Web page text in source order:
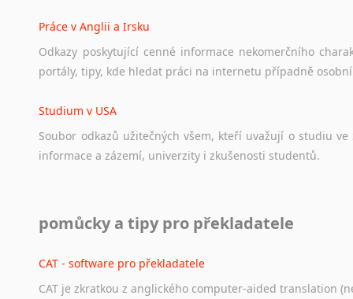
Práce v Anglii a Irsku
Odkazy poskytující cenné informace nekomerčního
portály, tipy, kde hledat práci na internetu případně osobní
Studium v USA
Soubor odkazů užitečných všem, kteří uvažují o studiu ve
informace a zázemí, univerzity i zkušenosti studentů.
Odkazy poskytující cenné informace nekomerčního
Studium v Austrálii
pomůcky a tipy pro překladatele
CAT - software pro překladatele
CAT je zkratkou z anglického computer-aided translation